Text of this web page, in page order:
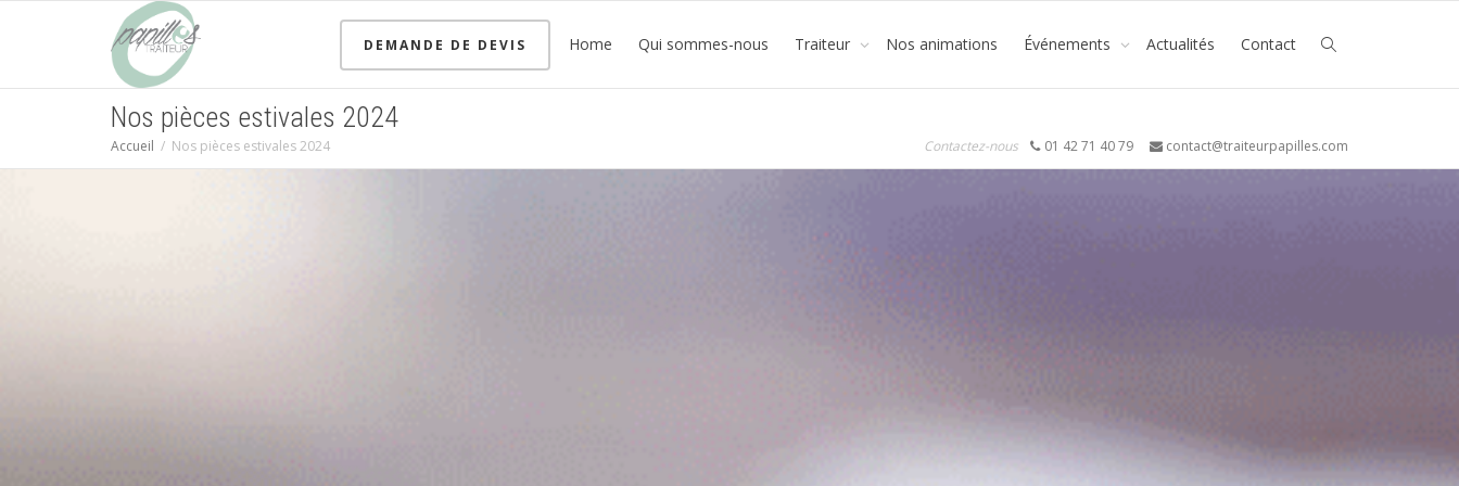
DEMANDE DE DEVIS Home Qui sommes-nous Traiteur Nos animations Événements Actualités Contact
Nos pièces estivales 2024
Accueil Nos pièces estivales 2024 Contactez-nous 01 42 71 40 79 contact@traiteurpapilles.com